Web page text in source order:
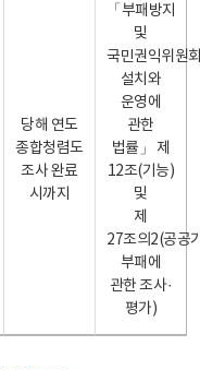
당해 연도
종합청렴도
조사 완료
시까지
「부패방지
및
국민권익위원
설치와
운영에
관한
법률」 제
12조(기능)
및
제
27조의2(공공
부패에
관한 조사·
평가)